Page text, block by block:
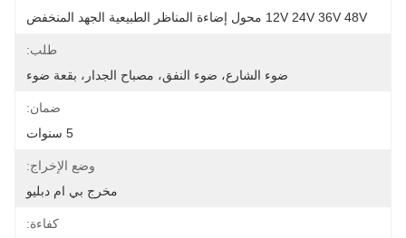
12V 24V 36V 48V محول إضاءة المناظر الطبيعية الجهد المنخفض
طلب:
ضوء الشارع، ضوء النفق، مصباح الجدار، بقعة ضوء
ضمان:
5 سنوات
وضع الإخراج:
مخرج بي ام دبليو
كفاءة: